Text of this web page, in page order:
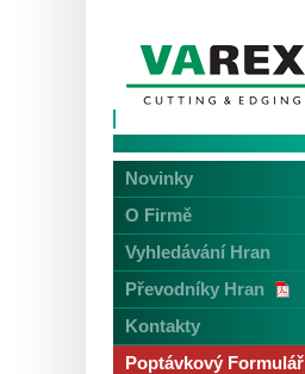
Novinky
O Firmě
Vyhledávání Hran
Převodníky Hran
Kontakty
Poptávkový Formulář